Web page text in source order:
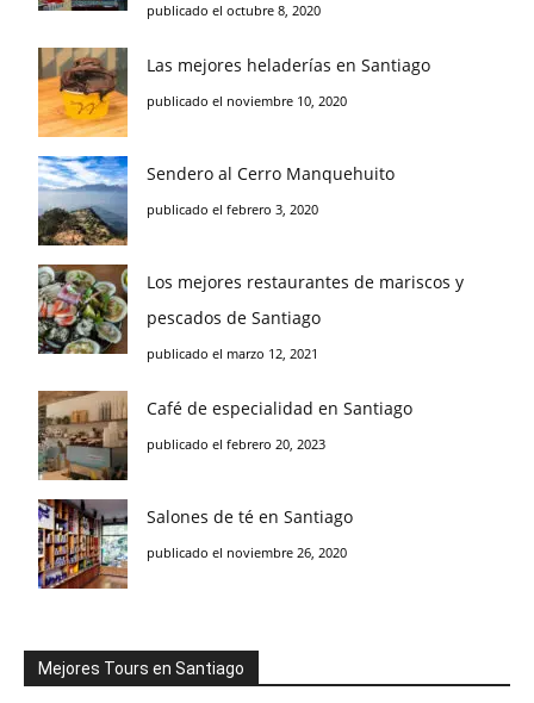
publicado el octubre 8, 2020
Las mejores heladerías en Santiago
publicado el noviembre 10, 2020
Sendero al Cerro Manquehuito
publicado el febrero 3, 2020
Los mejores restaurantes de mariscos y
pescados de Santiago
publicado el marzo 12, 2021
Café de especialidad en Santiago
publicado el febrero 20, 2023
Salones de té en Santiago
publicado el noviembre 26, 2020
Mejores Tours en Santiago